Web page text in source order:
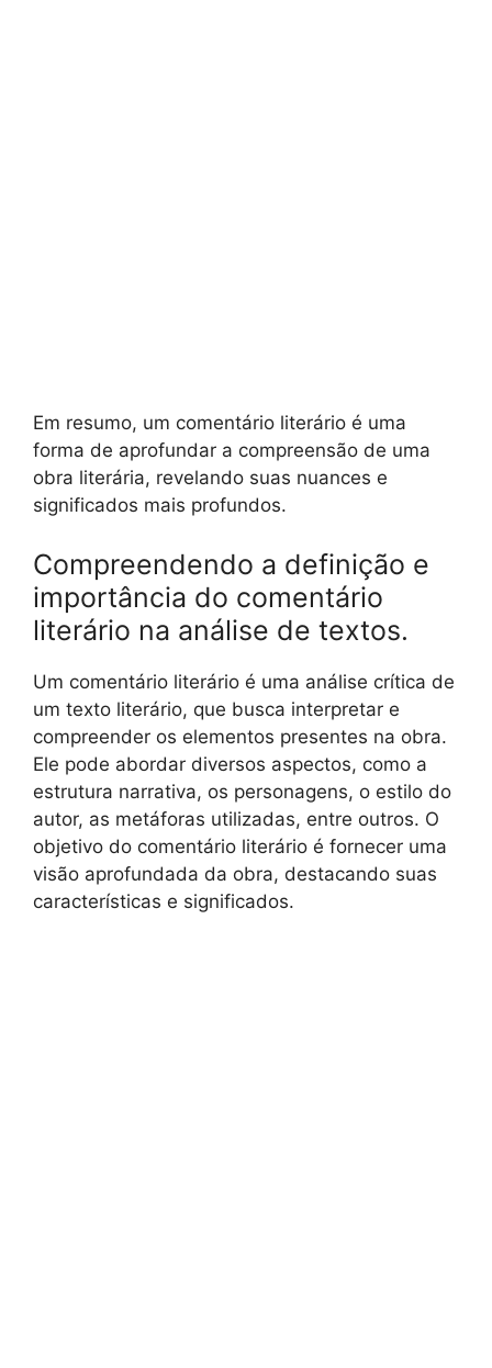
Em resumo, um comentário literário é uma
forma de aprofundar a compreensão de uma
obra literária, revelando suas nuances e
significados mais profundos.
Compreendendo a definição e
importância do comentário
literário na análise de textos.
Um comentário literário é uma análise crítica de
um texto literário, que busca interpretar e
compreender os elementos presentes na obra.
Ele pode abordar diversos aspectos, como a
estrutura narrativa, os personagens, o estilo do
autor, as metáforas utilizadas, entre outros. O
objetivo do comentário literário é fornecer uma
visão aprofundada da obra, destacando suas
características e significados.